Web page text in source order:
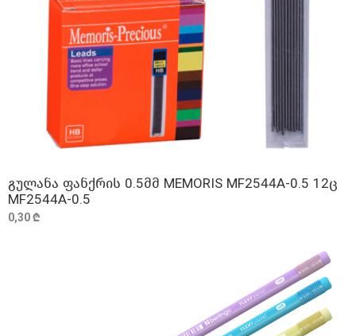
ᲓᲐᲛᲐᲢᲔᲑᲐ
გულანა ფანქრის 0.5მმ MEMORIS MF2544A-0.5 12ც
MF2544A-0.5
0,30 ₾